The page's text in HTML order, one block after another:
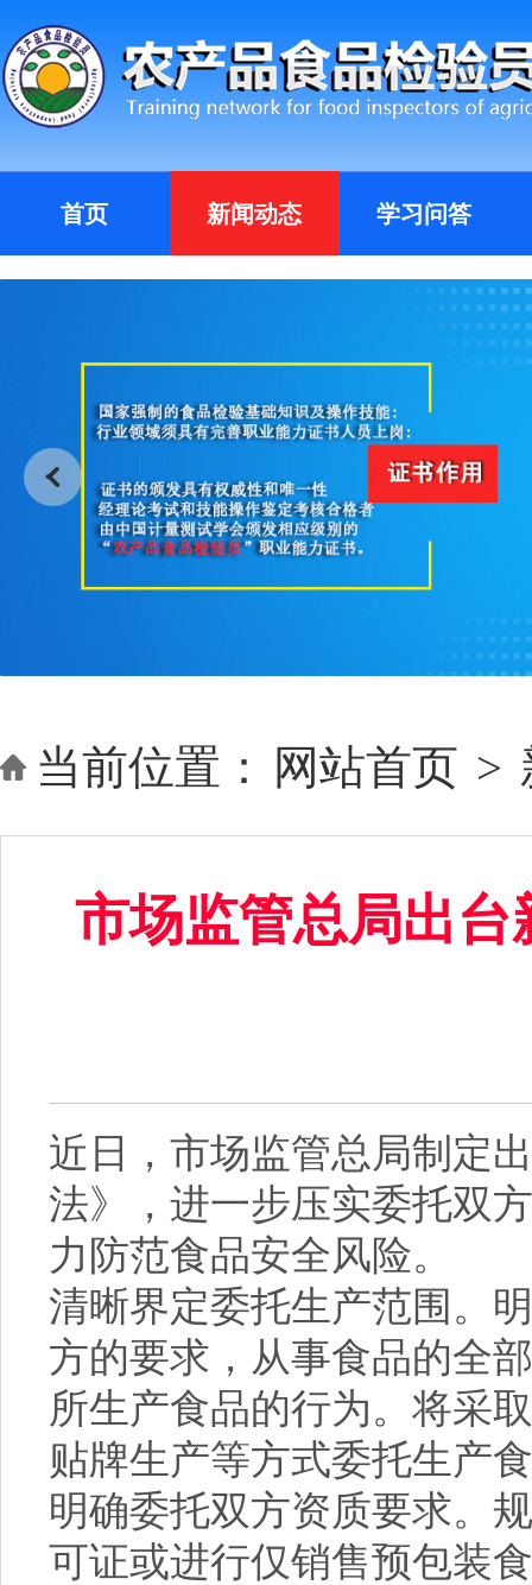
首页 新闻动态 学习问答
当前位置： 网站首页 >
市场监管总局出
近日，市场监管总局制定
法》，进一步压实委托双
力防范食品安全风险。
清晰界定委托生产范围。
方的要求，从事食品的全
所生产食品的行为。将采
贴牌生产等方式委托生产
明确委托双方资质要求。
可证或进行仅销售预包装